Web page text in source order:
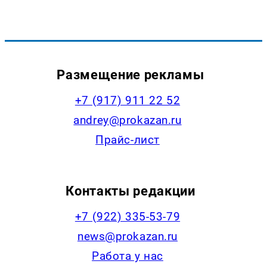
Размещение рекламы
+7 (917) 911 22 52
andrey@prokazan.ru
Прайс-лист
Контакты редакции
+7 (922) 335-53-79
news@prokazan.ru
Работа у нас